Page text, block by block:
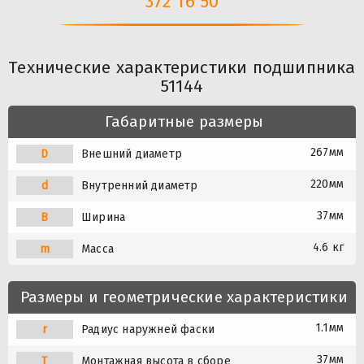
Технические характеристики подшипника
51144
Габаритные размеры
D Внешний диаметр 267мм
d Внутренний диаметр 220мм
B Ширина 37мм
m Масса 4.6 кг
Размеры и геометрические характеристики
r Радиус наружней фаски 1.1мм
37мм